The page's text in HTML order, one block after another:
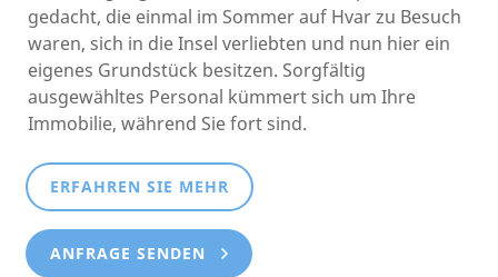
gedacht, die einmal im Sommer auf Hvar zu Besuch
waren, sich in die Insel verliebten und nun hier ein
eigenes Grundstück besitzen. Sorgfältig
ausgewähltes Personal kümmert sich um Ihre
Immobilie, während Sie fort sind.
ERFAHREN SIE MEHR
ANFRAGE SENDEN